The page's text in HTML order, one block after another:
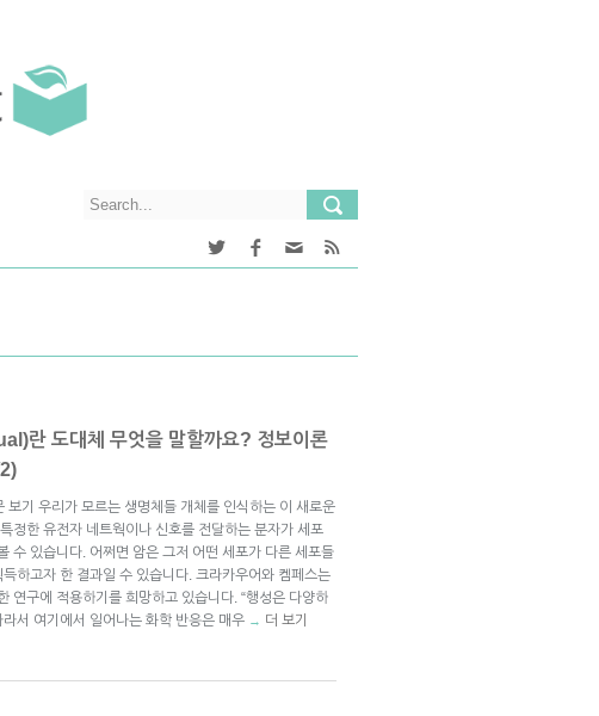
란 도대체 무엇을 말할까요? 정보이론
기 우리가 모르는 생명체들 개체를 인식하는 이 새로운
정한 유전자 네트웍이나 신호를 전달하는 분자가 세포
수 있습니다. 어쩌면 암은 그저 어떤 세포가 다른 세포들
하고자 한 결과일 수 있습니다. 크라카우어와 켐페스는
연구에 적용하기를 희망하고 있습니다. “행성은 다양하
서 여기에서 일어나는 화학 반응은 매우 → 더 보기